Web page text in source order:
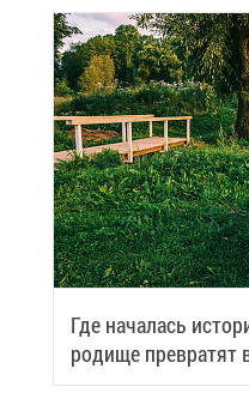
Где на­ча­лась
ро­ди­ще пре­вра­тят
че­ский центр